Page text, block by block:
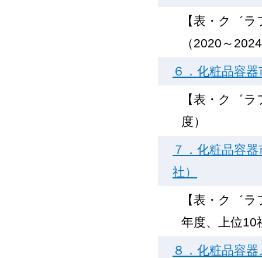
【表・ク゛
（2020～
６．化粧品容
【表・ク゛
度）
７．化粧品容
社）
【表・ク゛
年度、上位10
８．化粧品容